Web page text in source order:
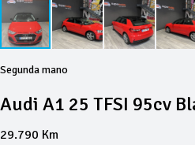
Segunda mano
Audi A1 25 TFSI 95cv
29.790 Km